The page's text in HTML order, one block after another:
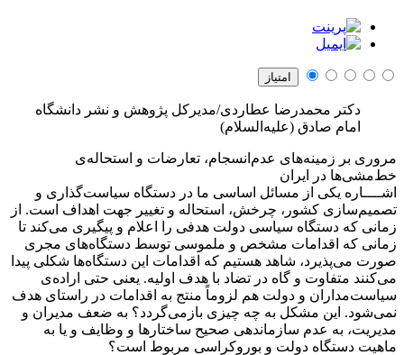
دکتر محمدرضا عطاردی/مدیرکل پژوهش و نشر دانشگاه
امام صادق (علیه‌السلام)
مروری بر زمینه‌های عدم‌انسجام، تعارضات و استحاله‌ی
خط‌مشی‌ها در ایران
اشــــاره یکی از مسائل اساسی ما در دستگاه سیاست‌گذاری و
تصمیم‌سازی کشور، چرخش، استحاله و تغییر جهت اهداف است. از
زمانی که دستگاه سیاسی دولت هدفی را اعلام و پیگیری می‌کند تا
زمانی که اقدامات مشخص و ملموسی توسط دستگاه‌های مجری
صورت می‌پذیرد، شاهد هستیم که اقدامات این دستگاه‌ها شکلی پیدا
می‌کنند متفاوت و گاه در تضاد با هدف اولیه. یعنی حتی اراده‌ی
سیاست‌مداران و دولت هم لزوماً منتج به اقدامات در راستای هدف
نمی‌شود. این مشکل به چه چیزی بازمی‌گردد؟ به ضعف مدیران و
مدیریت، به عدم سازماندهی صحیح ساختارها و وظایف و یا به
ماهیت دستگاه دولت و بوروکراسی مربوط است؟